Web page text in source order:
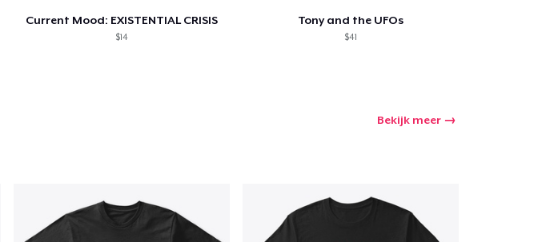
Current Mood: EXISTENTIAL CRISIS
$14
Tony and the UFOs
$41
Bekijk meer